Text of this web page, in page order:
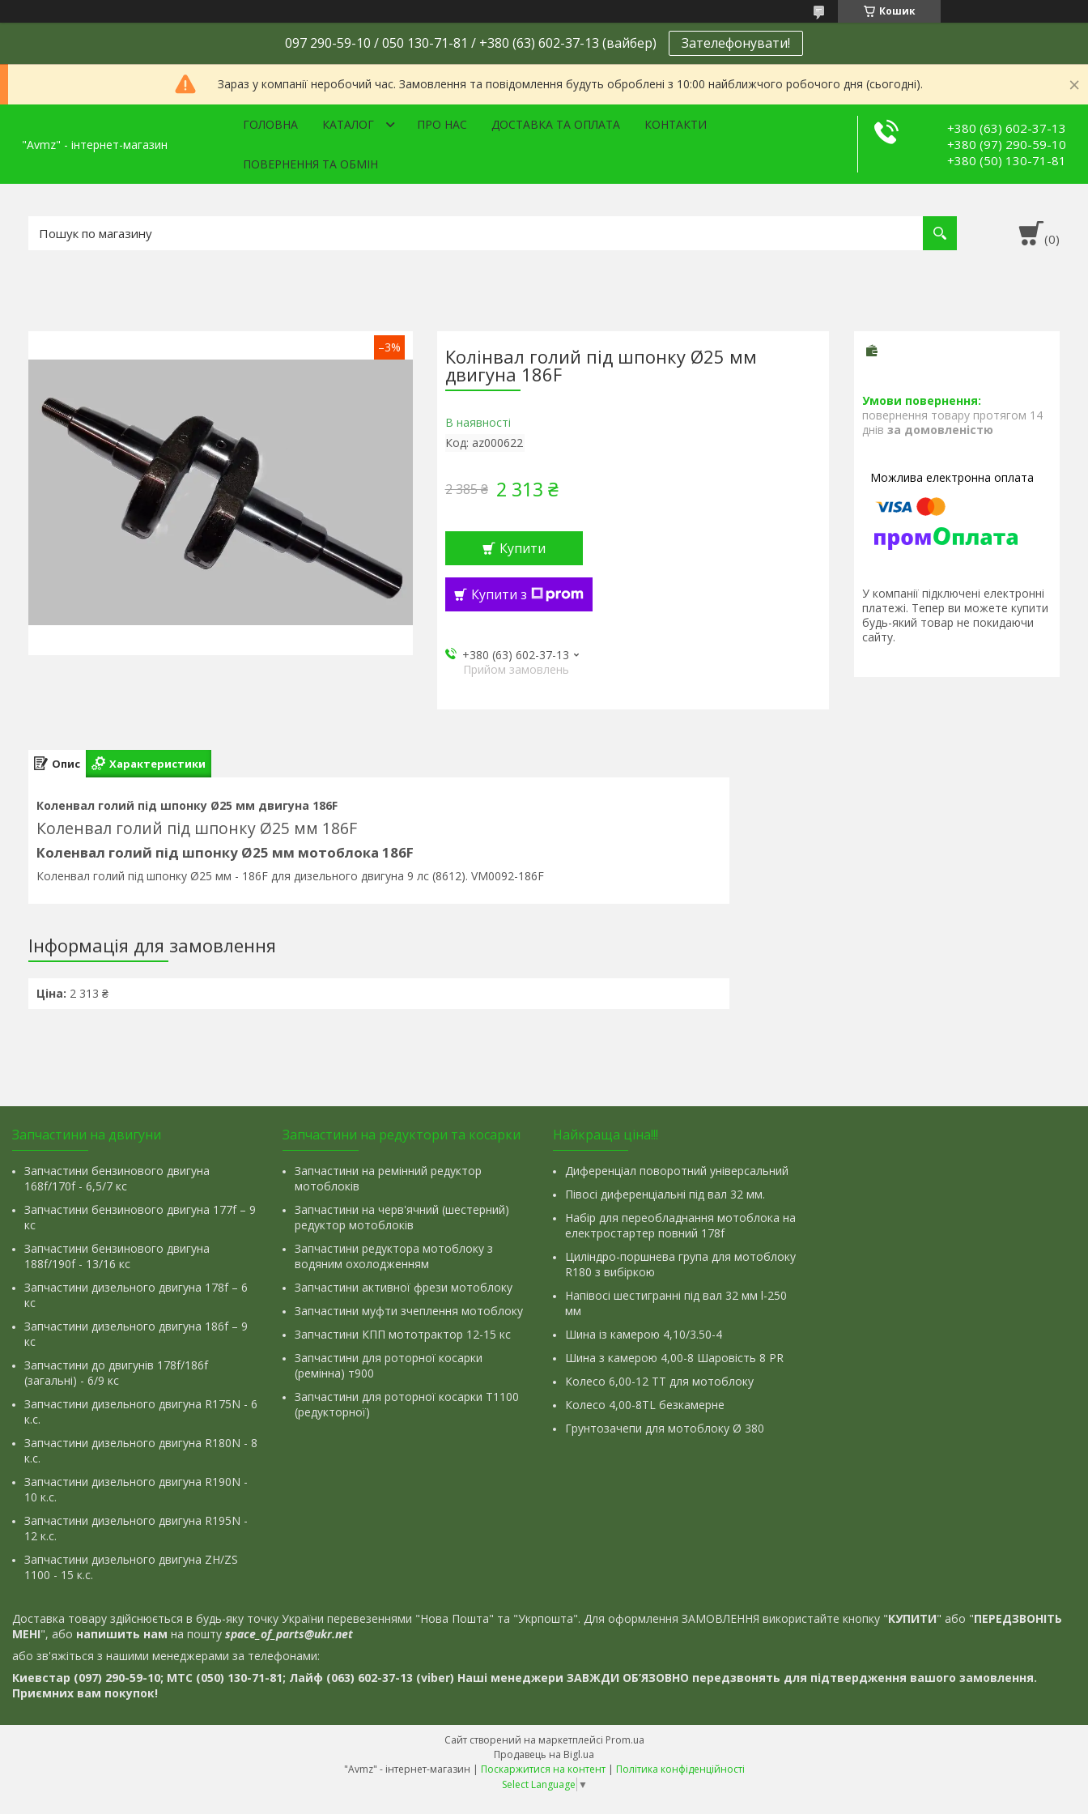
Кошик
097 290-59-10 / 050 130-71-81 / +380 (63) 602-37-13 (вайбер) Зателефонувати!
Зараз у компанії неробочий час. Замовлення та повідомлення будуть оброблені з 10:00 найближчого робочого дня (сьогодні).
"Avmz" - інтернет-магазин
ГОЛОВНА КАТАЛОГ ПРО НАС ДОСТАВКА ТА ОПЛАТА КОНТАКТИ
ПОВЕРНЕННЯ ТА ОБМІН
+380 (63) 602-37-13
+380 (97) 290-59-10
+380 (50) 130-71-81
–3% Колінвал голий під шпонку Ø25 мм
двигуна 186F
В наявності
Код: az000622
2 385 ₴ 2 313 ₴
Купити
Купити з
+380 (63) 602-37-13
Прийом замовлень
повернення товару протягом 14
днів за домовленістю
У компанії підключені електронні
платежі. Тепер ви можете купити
будь-який товар не покидаючи
сайту.
Опис Характеристики
Коленвал голий під шпонку Ø25 мм двигуна 186F
Коленвал голий під шпонку Ø25 мм 186F
Коленвал голий під шпонку Ø25 мм мотоблока 186F
Коленвал голий під шпонку Ø25 мм - 186F для дизельного двигуна 9 лс (8612). VM0092-186F
Інформація для замовлення
Ціна: 2 313 ₴
Запчастини на двигуни
Запчастини бензинового двигуна
168f/170f - 6,5/7 кс
Запчастини бензинового двигуна 177f – 9
кс
Запчастини бензинового двигуна
188f/190f - 13/16 кс
Запчастини дизельного двигуна 178f – 6
кс
Запчастини дизельного двигуна 186f – 9
кс
Запчастини до двигунів 178f/186f
(загальні) - 6/9 кс
Запчастини дизельного двигуна R175N - 6
к.с.
Запчастини дизельного двигуна R180N - 8
к.с.
Запчастини дизельного двигуна R190N -
10 к.с.
Запчастини дизельного двигуна R195N -
12 к.с.
Запчастини дизельного двигуна ZH/ZS
1100 - 15 к.с.
Запчастини на редуктори та косарки
Запчастини на ремінний редуктор
мотоблоків
Запчастини на черв'ячний (шестерний)
редуктор мотоблоків
Запчастини редуктора мотоблоку з
водяним охолодженням
Запчастини активної фрези мотоблоку
Запчастини муфти зчеплення мотоблоку
Запчастини КПП мототрактор 12-15 кс
Запчастини для роторної косарки
(ремінна) т900
Запчастини для роторної косарки Т1100
(редукторної)
Найкраща ціна!!!
Диференціал поворотний універсальний
Півосі диференціальні під вал 32 мм.
Набір для переобладнання мотоблока на
електростартер повний 178f
Циліндро-поршнева група для мотоблоку
R180 з вибіркою
Напівосі шестигранні під вал 32 мм l-250
мм
Шина із камерою 4,10/3.50-4
Шина з камерою 4,00-8 Шаровість 8 PR
Колесо 6,00-12 ТТ для мотоблоку
Колесо 4,00-8TL безкамерне
Грунтозачепи для мотоблоку Ø 380
Доставка товару здійснюється в будь-яку точку України перевезеннями "Нова Пошта" та "Укрпошта". Для оформлення ЗАМОВЛЕННЯ використайте кнопку "КУПИТИ" або "ПЕРЕДЗВОНІТЬ
МЕНІ", або напишить нам на пошту space_of_parts@ukr.net
або зв'яжіться з нашими менеджерами за телефонами:
Киевстар (097) 290-59-10; МТС (050) 130-71-81; Лайф (063) 602-37-13 (viber) Наші менеджери ЗАВЖДИ ОБ’ЯЗОВНО передзвонять для підтвердження вашого замовлення.
Приємних вам покупок!
Сайт створений на маркетплейсі Prom.ua
Продавець на Bigl.ua
"Avmz" - інтернет-магазин | Поскаржитися на контент | Політика конфіденційності
Select Language ▼